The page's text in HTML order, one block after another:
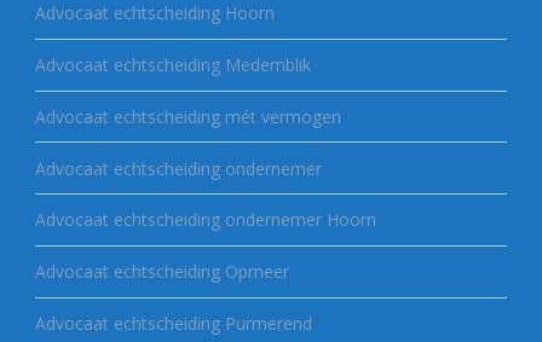
Advocaat echtscheiding Hoorn
Advocaat echtscheiding Medemblik
Advocaat echtscheiding mét vermogen
Advocaat echtscheiding ondernemer
Advocaat echtscheiding ondernemer Hoorn
Advocaat echtscheiding Opmeer
Advocaat echtscheiding Purmerend